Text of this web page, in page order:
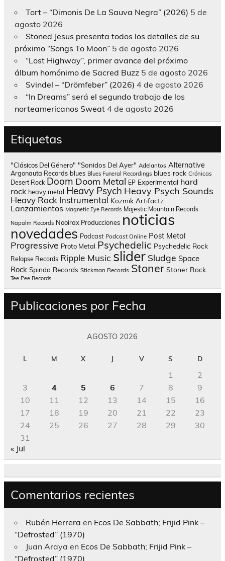
Tort – “Dimonis De La Sauva Negra” (2026) 5 de
agosto 2026
Stoned Jesus presenta todos los detalles de su
próximo “Songs To Moon” 5 de agosto 2026
“Lost Highway”, primer avance del próximo
álbum homónimo de Sacred Buzz 5 de agosto 2026
Svindel – “Drömfeber” (2026) 4 de agosto 2026
“In Dreams” será el segundo trabajo de los
norteamericanos Sweat 4 de agosto 2026
Etiquetas
"Clásicos Del Género" "Sonidos Del Ayer" Adelantos Alternative
Argonauta Records blues Blues Funeral Recordings blues rock Crónicas
Desert Rock Doom Doom Metal EP Experimental hard
rock heavy metal Heavy Psych Heavy Psych Sounds
Heavy Rock Instrumental Kozmik Artifactz
Lanzamientos Magnetic Eye Records Majestic Mountain Records
Napalm Records Nooirax Producciones noticias
novedades Podcast Podcast Online Post Metal
Progressive Proto Metal Psychedelic Psychedelic Rock
Relapse Records Ripple Music slider Sludge Space
Rock Spinda Records Stickman Records Stoner Stoner Rock
Tee Pee Records
Publicaciones por Fecha
AGOSTO 2026
L M X J V S D
1
2
3
4 5 6 7 8
9
10
11 12 13 14 15
16
17
18 19 20 21 22
23
24
25 26 27 28 29
30
31
« Jul
Comentarios recientes
Rubén Herrera en Ecos De Sabbath; Frijid Pink –
“Defrosted” (1970)
Juan Araya en Ecos De Sabbath; Frijid Pink –
“Defrosted” (1970)